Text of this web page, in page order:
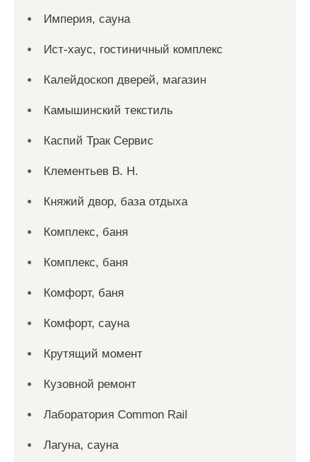
Империя, сауна
Ист-хаус, гостиничный комплекс
Калейдоскоп дверей, магазин
Камышинский текстиль
Каспий Трак Сервис
Клементьев В. Н.
Княжий двор, база отдыха
Комплекс, баня
Комплекс, баня
Комфорт, баня
Комфорт, сауна
Крутящий момент
Кузовной ремонт
Лаборатория Common Rail
Лагуна, сауна